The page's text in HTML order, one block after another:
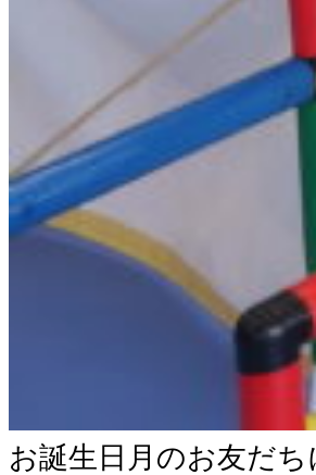
お誕生日月のお友だ